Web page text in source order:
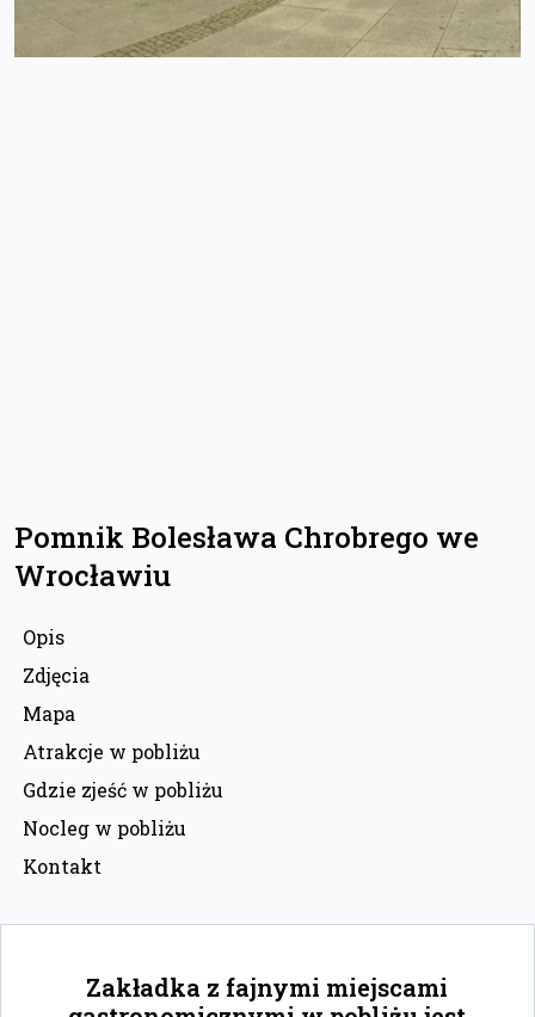
Pomnik Bolesława Chrobrego we
Wrocławiu
Opis
Zdjęcia
Mapa
Atrakcje w pobliżu
Gdzie zjeść w pobliżu
Nocleg w pobliżu
Kontakt
Zakładka z fajnymi miejscami